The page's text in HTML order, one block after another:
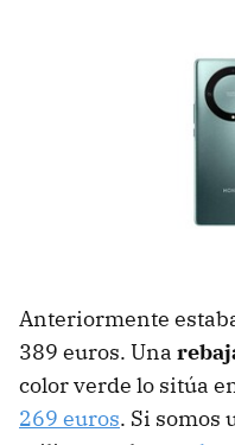
Anteriormente
389 euros. Una
color verde lo sitúa
269 euros. Si somos